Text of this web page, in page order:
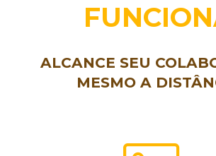
ALCANCE SEU
MESMO A